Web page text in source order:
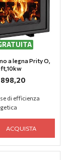
a legna Prity O,
di efficienza
ACQUISTA